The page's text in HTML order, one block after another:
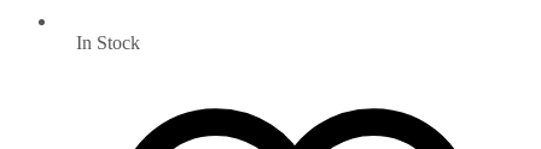
In Stock